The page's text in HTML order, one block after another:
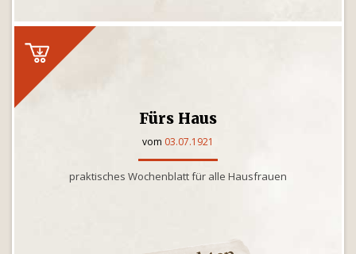
Fürs Haus
vom 03.07.1921
praktisches Wochenblatt für alle Hausfrauen